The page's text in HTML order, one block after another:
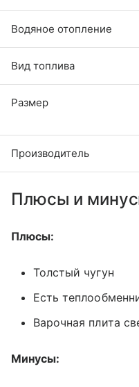
Водяное отопление
Вид топлива
Размер
Производитель
Плюсы и
Плюсы:
Толстый чугун
Есть
Варочная плита
Минусы: